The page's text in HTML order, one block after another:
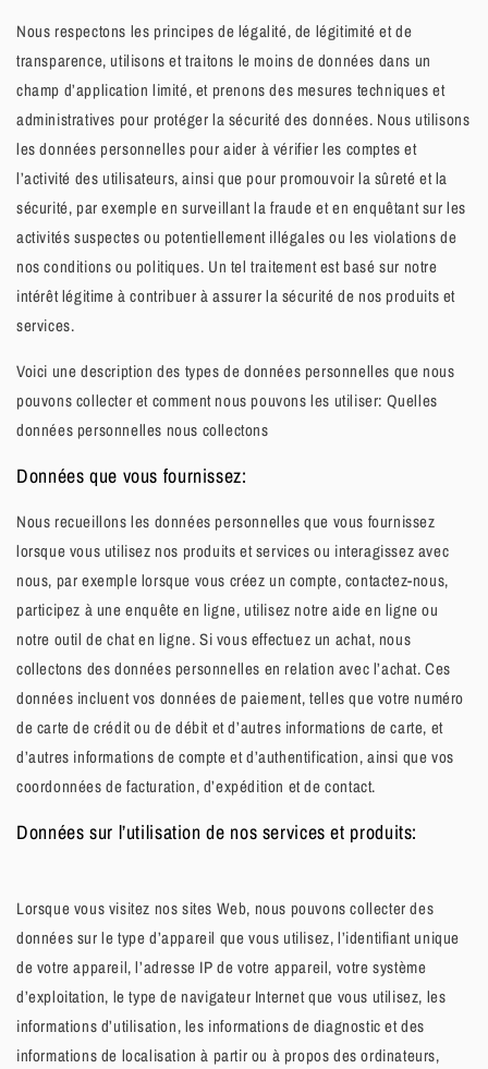
Nous respectons les principes de légalité, de légitimité et de
transparence, utilisons et traitons le moins de données dans un
champ d’application limité, et prenons des mesures techniques et
administratives pour protéger la sécurité des données. Nous utilisons
les données personnelles pour aider à vérifier les comptes et
l’activité des utilisateurs, ainsi que pour promouvoir la sûreté et la
sécurité, par exemple en surveillant la fraude et en enquêtant sur les
activités suspectes ou potentiellement illégales ou les violations de
nos conditions ou politiques. Un tel traitement est basé sur notre
intérêt légitime à contribuer à assurer la sécurité de nos produits et
services.
Voici une description des types de données personnelles que nous
pouvons collecter et comment nous pouvons les utiliser: Quelles
données personnelles nous collectons
Données que vous fournissez:
Nous recueillons les données personnelles que vous fournissez
lorsque vous utilisez nos produits et services ou interagissez avec
nous, par exemple lorsque vous créez un compte, contactez-nous,
participez à une enquête en ligne, utilisez notre aide en ligne ou
notre outil de chat en ligne. Si vous effectuez un achat, nous
collectons des données personnelles en relation avec l’achat. Ces
données incluent vos données de paiement, telles que votre numéro
de carte de crédit ou de débit et d’autres informations de carte, et
d’autres informations de compte et d’authentification, ainsi que vos
coordonnées de facturation, d’expédition et de contact.
Données sur l’utilisation de nos services et produits:
Lorsque vous visitez nos sites Web, nous pouvons collecter des
données sur le type d’appareil que vous utilisez, l’identifiant unique
de votre appareil, l’adresse IP de votre appareil, votre système
d’exploitation, le type de navigateur Internet que vous utilisez, les
informations d’utilisation, les informations de diagnostic et des
informations de localisation à partir ou à propos des ordinateurs,